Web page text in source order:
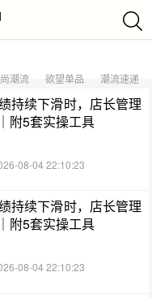
潮流 欲望单品 潮流速递
持续下滑时，店长管理
附5套实操工具
08-04 22:10:23
持续下滑时，店长管理
附5套实操工具
08-04 22:10:23